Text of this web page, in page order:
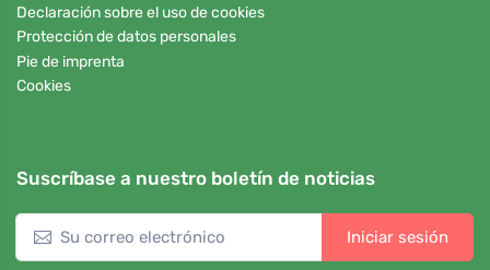
Declaración sobre el uso de cookies
Protección de datos personales
Pie de imprenta
Cookies
Suscríbase a nuestro boletín de noticias
Iniciar sesión